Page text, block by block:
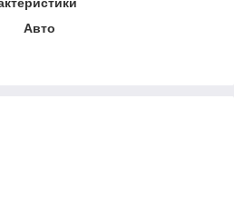
Авто